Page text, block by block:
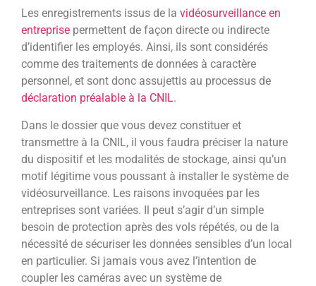
Les enregistrements issus de la vidéosurveillance en
entreprise permettent de façon directe ou indirecte
d’identifier les employés. Ainsi, ils sont considérés
comme des traitements de données à caractère
personnel, et sont donc assujettis au processus de
déclaration préalable à la CNIL.
Dans le dossier que vous devez constituer et
transmettre à la CNIL, il vous faudra préciser la nature
du dispositif et les modalités de stockage, ainsi qu’un
motif légitime vous poussant à installer le système de
vidéosurveillance. Les raisons invoquées par les
entreprises sont variées. Il peut s’agir d’un simple
besoin de protection après des vols répétés, ou de la
nécessité de sécuriser les données sensibles d’un local
en particulier. Si jamais vous avez l’intention de
coupler les caméras avec un système de